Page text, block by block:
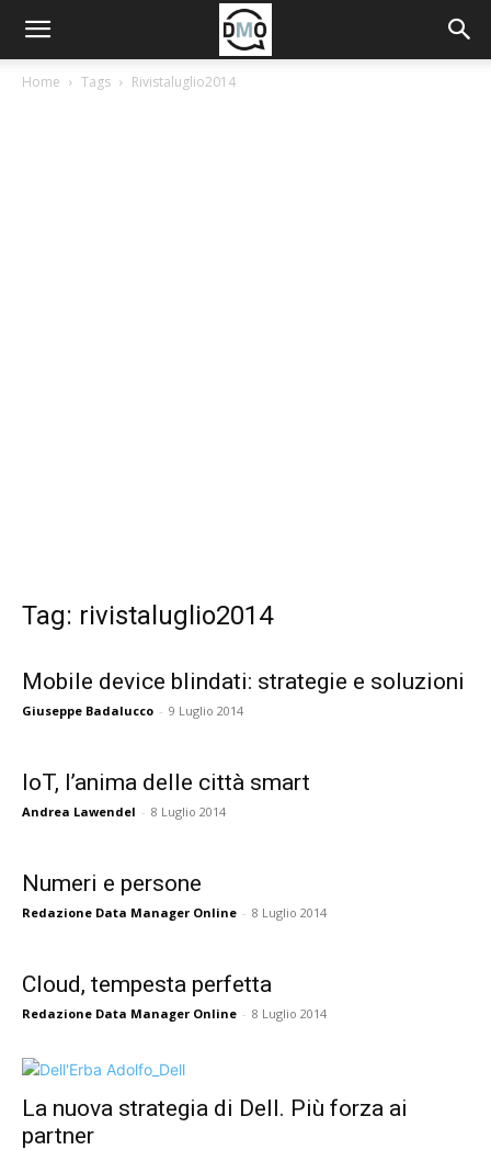
Home Tags Rivistaluglio2014
Tag: rivistaluglio2014
Mobile device blindati: strategie e soluzioni
Giuseppe Badalucco - 9 Luglio 2014
IoT, l’anima delle città smart
Andrea Lawendel - 8 Luglio 2014
Numeri e persone
Redazione Data Manager Online - 8 Luglio 2014
Cloud, tempesta perfetta
Redazione Data Manager Online - 8 Luglio 2014
La nuova strategia di Dell. Più forza ai
partner